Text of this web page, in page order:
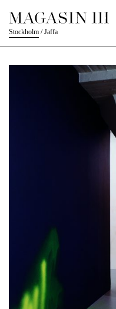
Stockholm /Jaffa